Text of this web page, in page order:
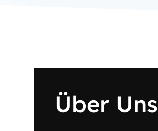
Über Uns